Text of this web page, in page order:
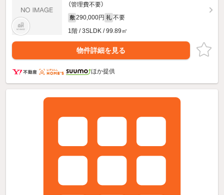
（管理費不要）
敷 290,000円 礼 不要
1階 / 3SLDK / 99.89㎡
物件詳細を見る
ほか提供